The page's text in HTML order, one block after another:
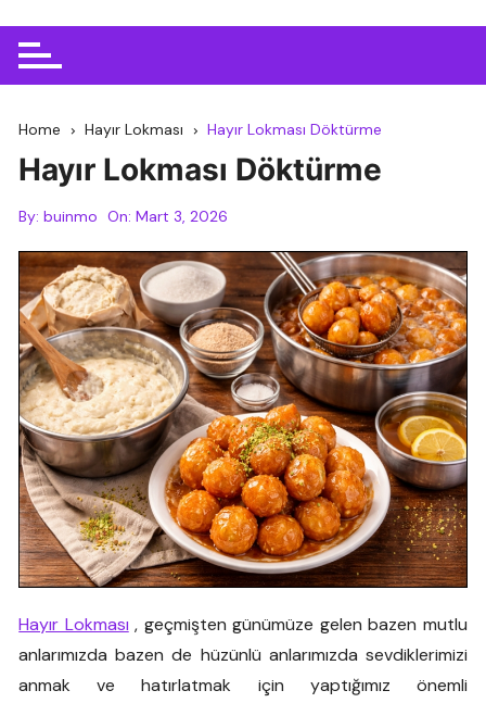
Home Hayır Lokması Hayır Lokması Döktürme
Hayır Lokması Döktürme
By: buinmo On:Mart 3, 2026
Hayır Lokması , geçmişten günümüze gelen bazen mutlu
anlarımızda bazen de hüzünlü anlarımızda sevdiklerimizi
anmak ve hatırlatmak için yaptığımız önemli